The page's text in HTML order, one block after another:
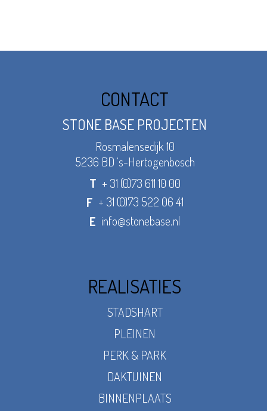
CONTACT
STONE BASE PROJECTEN
Rosmalensedijk 10
5236 BD ‘s-Hertogenbosch
T + 31 (0)73 611 10 00
F + 31 (0)73 522 06 41
E info@stonebase.nl
REALISATIES
STADSHART
PLEINEN
PERK & PARK
DAKTUINEN
BINNENPLAATS